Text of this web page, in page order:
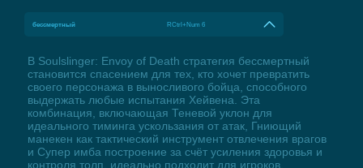
бессмертный RCtrl+Num 6
В Soulslinger: Envoy of Death стратегия бессмертный
становится спасением для тех, кто хочет превратить
своего персонажа в выносливого бойца, способного
выдержать любые испытания Хейвена. Эта
комбинация, включающая Теневой уклон для
идеального тиминга ускользания от атак, Гниющий
манекен как тактический инструмент отвлечения врагов
и Супер имба построение за счёт усиления здоровья и
контроля толп, идеально подходит для игроков,